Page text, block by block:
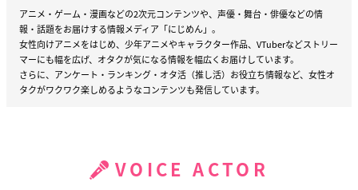
アニメ・ゲーム・漫画などの2次元コンテンツや、声優・舞台・俳優などの情
報・話題をお届けする情報メディア「にじめん」。
女性向けアニメをはじめ、少年アニメやキャラクター作品、VTuberなどストリー
マーにも幅を広げ、オタクが気になる情報を幅広くお届けしています。
さらに、アンケート・ランキング・オタ活（推し活）お役立ち情報など、女性オ
タクがワクワク楽しめるようなコンテンツも発信しています。
VOICE ACTOR